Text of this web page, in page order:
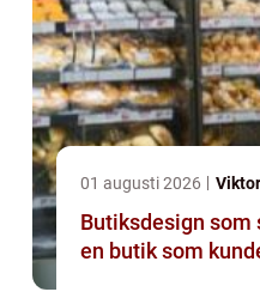
01 augusti 2026
Butiksdesign som
en butik som